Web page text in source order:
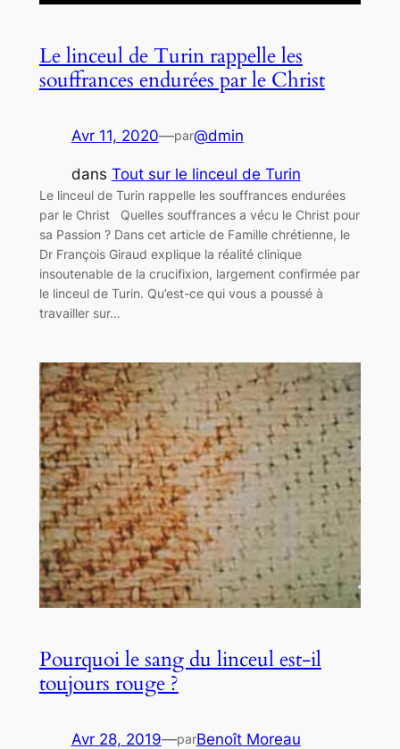
Le linceul de Turin rappelle les
souffrances endurées par le Christ
Avr 11, 2020—par@dmin
dans Tout sur le linceul de Turin
Le linceul de Turin rappelle les souffrances endurées
par le Christ Quelles souffrances a vécu le Christ pour
sa Passion ? Dans cet article de Famille chrétienne, le
Dr François Giraud explique la réalité clinique
insoutenable de la crucifixion, largement confirmée par
le linceul de Turin. Qu’est-ce qui vous a poussé à
travailler sur…
Pourquoi le sang du linceul est-il
toujours rouge ?
Avr 28, 2019—parBenoît Moreau